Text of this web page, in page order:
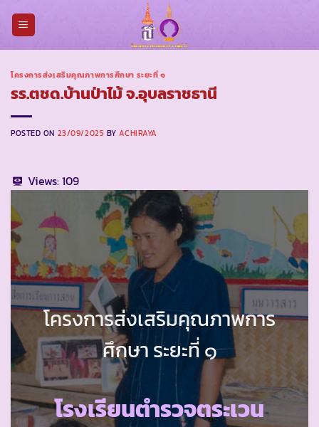
โครงการส่งเสริมคุณภาพการศึกษา ระยะที่ ๑
รร.ตชด.บ้านป่าไม้ จ.อุบลราชธานี
POSTED ON 23/09/2025 BYACHIRAYA
Views:109
โครงการส่งเสริมคุณภาพการ
ศึกษา ระยะที่ ๑
โรงเรียนตำรวจตระเวน